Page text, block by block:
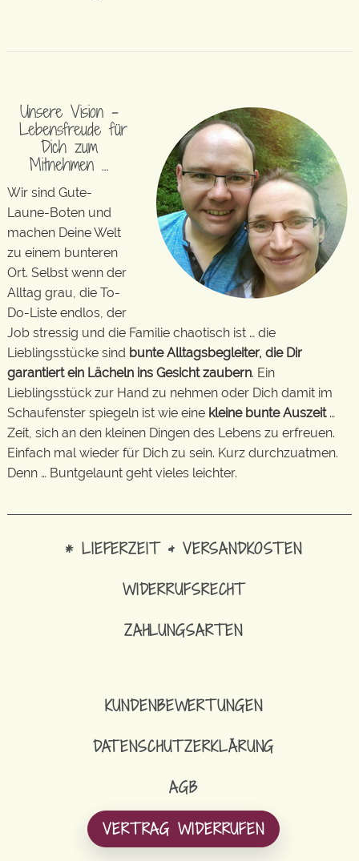
Unsere Vision –
Lebensfreude für
Dich zum
Mitnehmen …
Wir sind Gute-
Laune-Boten und
machen Deine Welt
zu einem bunteren
Ort. Selbst wenn der
Alltag grau, die To-
Do-Liste endlos, der
Job stressig und die Familie chaotisch ist … die
Lieblingsstücke sind bunte Alltagsbegleiter, die Dir
garantiert ein Lächeln ins Gesicht zaubern. Ein
Lieblingsstück zur Hand zu nehmen oder Dich damit im
Schaufenster spiegeln ist wie eine kleine bunte Auszeit…
Zeit, sich an den kleinen Dingen des Lebens zu erfreuen.
Einfach mal wieder für Dich zu sein. Kurz durchzuatmen.
Denn … Buntgelaunt geht vieles leichter.
* LIEFERZEIT & VERSANDKOSTEN
WIDERRUFSRECHT
ZAHLUNGSARTEN
KUNDENBEWERTUNGEN
DATENSCHUTZERKLÄRUNG
AGB
VERTRAG WIDERRUFEN